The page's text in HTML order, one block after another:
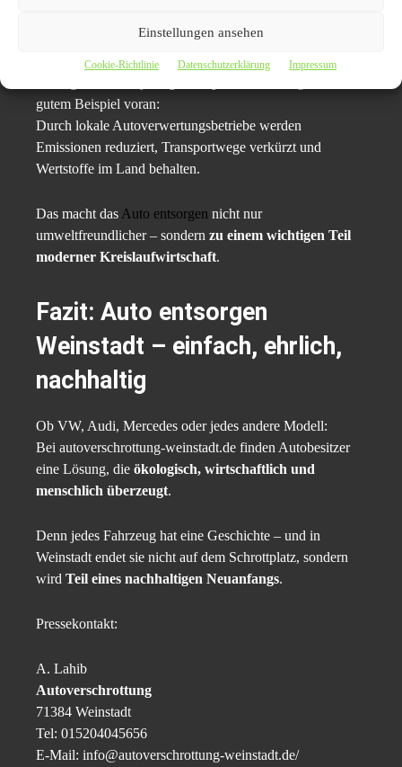
Einstellungen ansehen
Cookie-Richtlinie Datenschutzerklärung Impressum
Immer mehr Kommunen in Baden-Württemberg setzen
gutem Beispiel voran:
Durch lokale Autoverwertungsbetriebe werden
Emissionen reduziert, Transportwege verkürzt und
Wertstoffe im Land behalten.
Das macht das Auto entsorgen nicht nur
umweltfreundlicher – sondern zu einem wichtigen Teil
moderner Kreislaufwirtschaft.
Fazit: Auto entsorgen
Weinstadt – einfach, ehrlich,
nachhaltig
Ob VW, Audi, Mercedes oder jedes andere Modell:
Bei autoverschrottung-weinstadt.de finden Autobesitzer
eine Lösung, die ökologisch, wirtschaftlich und
menschlich überzeugt.
Denn jedes Fahrzeug hat eine Geschichte – und in
Weinstadt endet sie nicht auf dem Schrottplatz, sondern
wird Teil eines nachhaltigen Neuanfangs.
Pressekontakt:
A. Lahib
Autoverschrottung
71384 Weinstadt
Tel: 015204045656
E-Mail: info@autoverschrottung-weinstadt.de/